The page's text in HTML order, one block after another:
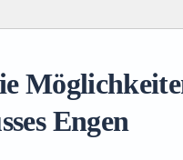
das Nachholen des
Engen